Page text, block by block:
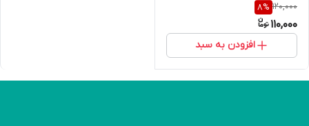
120,000
8%
110,000
افزودن به سبد